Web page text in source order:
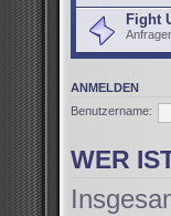
Fight
ANMELDEN
Benutzername:
WER